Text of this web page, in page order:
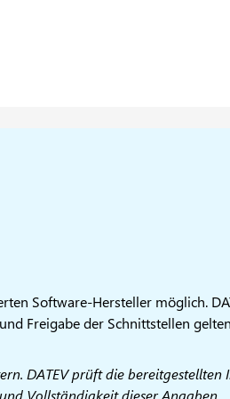
Software-Hersteller möglich.
Freigabe der Schnittstellen
DATEV prüft die
Vollständigkeit dieser Angaben.